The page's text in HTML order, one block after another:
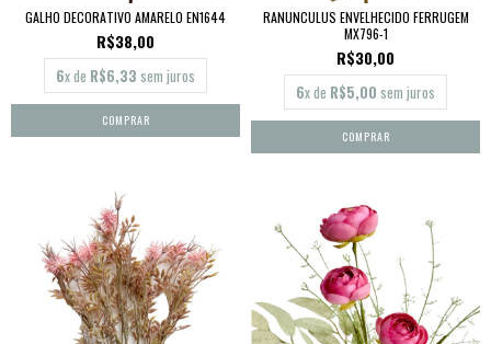
GALHO DECORATIVO AMARELO EN1644
R$38,00
6x de R$6,33 sem juros
RANUNCULUS ENVELHECIDO FERRUGEM
MX796-1
R$30,00
6x de R$5,00 sem juros